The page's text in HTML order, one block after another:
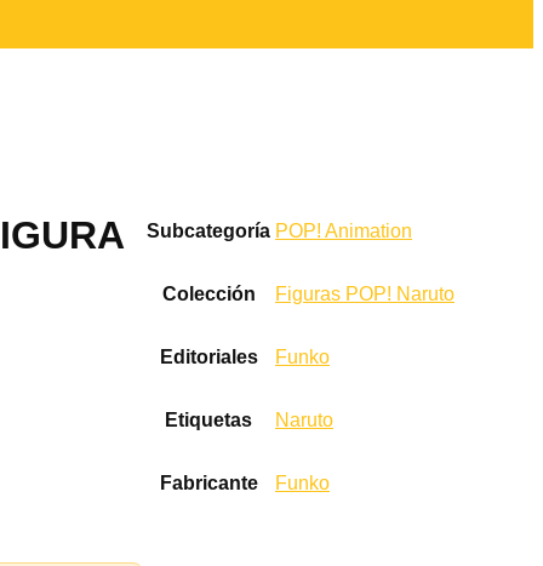
Subcategoría POP! Animation
Colección Figuras POP! Naruto
Editoriales Funko
Etiquetas Naruto
Fabricante Funko